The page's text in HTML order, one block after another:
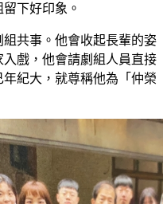
下好印象。
共事。他會收起長輩的姿
戲，他會請劇組人員直接
紀大，就尊稱他為「仲榮